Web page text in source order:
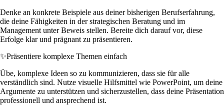
Denke an konkrete Beispiele aus deiner bisherigen Berufserfahrung,
die deine Fähigkeiten in der strategischen Beratung und im
Management unter Beweis stellen. Bereite dich darauf vor, diese
Erfolge klar und prägnant zu präsentieren.
✨Präsentiere komplexe Themen einfach
Übe, komplexe Ideen so zu kommunizieren, dass sie für alle
verständlich sind. Nutze visuelle Hilfsmittel wie PowerPoint, um deine
Argumente zu unterstützen und sicherzustellen, dass deine Präsentation
professionell und ansprechend ist.